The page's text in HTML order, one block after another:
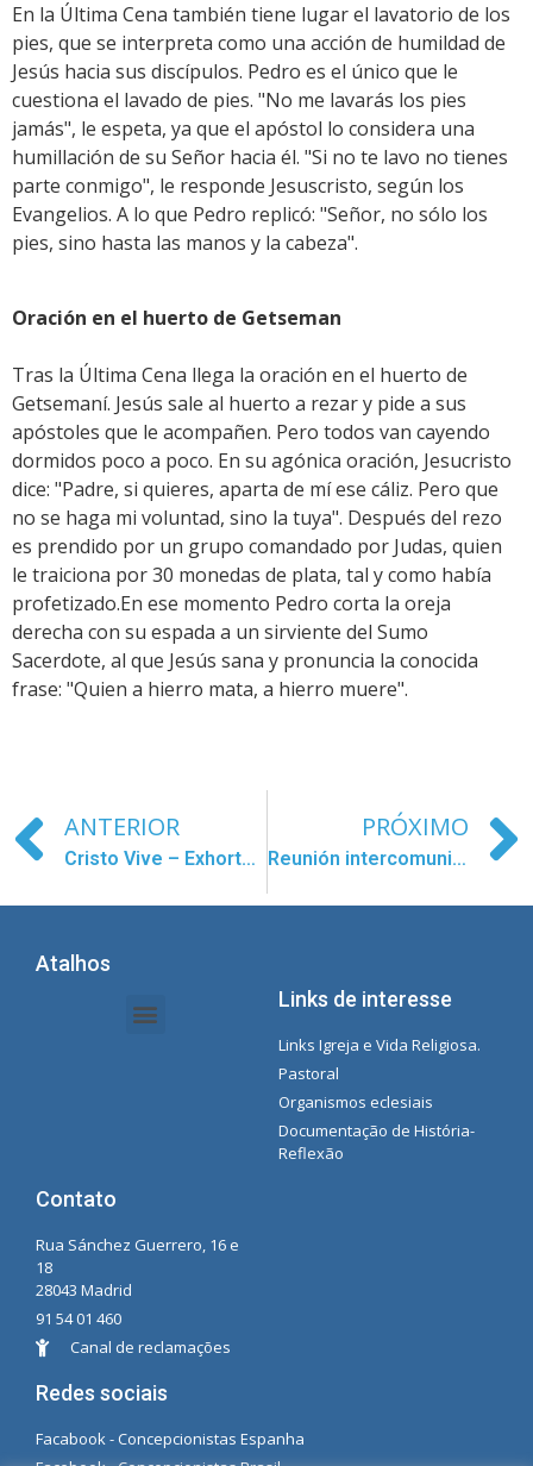
En la Última Cena también tiene lugar el lavatorio de los
pies, que se interpreta como una acción de humildad de
Jesús hacia sus discípulos. Pedro es el único que le
cuestiona el lavado de pies. "No me lavarás los pies
jamás", le espeta, ya que el apóstol lo considera una
humillación de su Señor hacia él. "Si no te lavo no tienes
parte conmigo", le responde Jesuscristo, según los
Evangelios. A lo que Pedro replicó: "Señor, no sólo los
pies, sino hasta las manos y la cabeza".
Oración en el huerto de Getseman
Tras la Última Cena llega la oración en el huerto de
Getsemaní. Jesús sale al huerto a rezar y pide a sus
apóstoles que le acompañen. Pero todos van cayendo
dormidos poco a poco. En su agónica oración, Jesucristo
dice: "Padre, si quieres, aparta de mí ese cáliz. Pero que
no se haga mi voluntad, sino la tuya". Después del rezo
es prendido por un grupo comandado por Judas, quien
le traiciona por 30 monedas de plata, tal y como había
profetizado.En ese momento Pedro corta la oreja
derecha con su espada a un sirviente del Sumo
Sacerdote, al que Jesús sana y pronuncia la conocida
frase: "Quien a hierro mata, a hierro muere".
ANTERIOR
Cristo Vive – Exhortación Postsinodal
PRÓXIMO
Reunión intercomunitaria en Gifu ( Japón )
Atalhos
Links de interesse
Links Igreja e Vida Religiosa.
Pastoral
Organismos eclesiais
Documentação de História-
Reflexão
Contato
Rua Sánchez Guerrero, 16 e
18
28043 Madrid
91 54 01 460
Canal de reclamações
Redes sociais
Facabook - Concepcionistas Espanha